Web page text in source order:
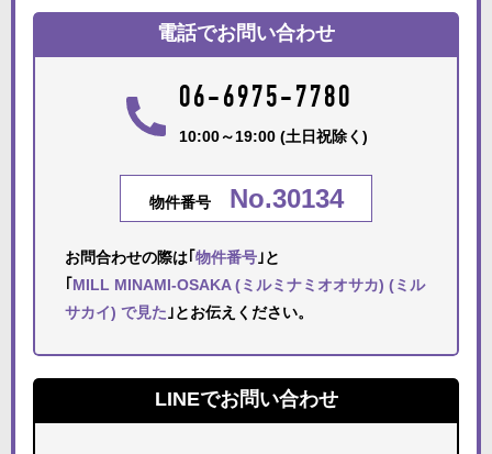
電話でお問い合わせ
06-6975-7780
10:00～19:00 (土日祝除く)
物件番号 No.30134
お問合わせの際は｢ 物件番号 ｣と
MILL MINAMI-OSAKA (ミルミナミオオサカ) (ミル
サカイ) で見た ｣とお伝えください。
LINEでお問い合わせ